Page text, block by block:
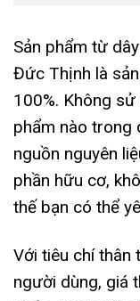
Sản phẩm từ
Đức Thịnh là
100%. Không
phẩm nào trong
nguồn nguyên
phần hữu cơ,
thế bạn có thể
Với tiêu chí thân
người dùng, giá